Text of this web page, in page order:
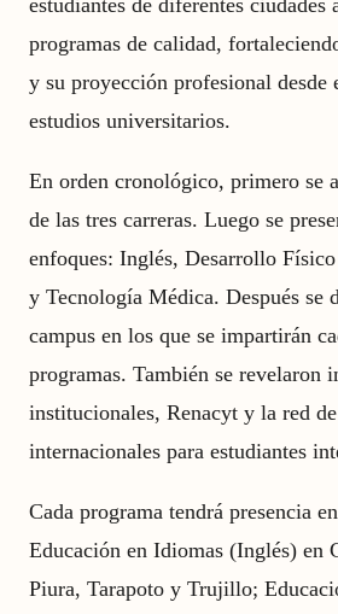
estudiantes de diferentes ciudades
programas de calidad,
y su proyección profesional desde
estudios universitarios.
En orden cronológico, primero se
de las tres carreras. Luego se
enfoques: Inglés, Desarrollo
y Tecnología Médica. Después se
campus en los que se impartirán
programas. También se revelaron
institucionales, Renacyt y la red
internacionales para estudiantes
Cada programa tendrá presencia
Educación en Idiomas (Inglés) en
Piura, Tarapoto y Trujillo;